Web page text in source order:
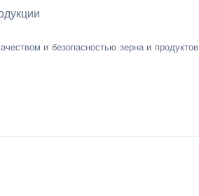
и безопасностью зерна и продуктов